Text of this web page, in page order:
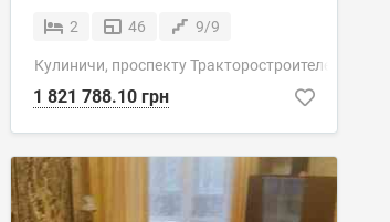
2 46 9/9
Кулиничи, проспекту Тракторостроителей 69
1 821 788.10 грн